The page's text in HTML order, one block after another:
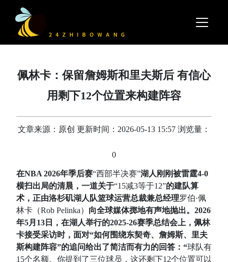
佩林卡：保留詹姆斯和里夫斯后 有信心
用剩下12个位置来构建阵容
文章来源：原创 更新时间：2026-05-13 15:57 浏览量：
0
在NBA 2026年季后赛“西部半决赛”湖人刚刚被雷霆4-0
横扫出局的清晨，一道关于“15减3等于12”的建队算
术，正由洛杉矶湖人队篮球运营总裁兼总经理罗伯·佩
林卡（Rob Pelinka） 向全球媒体掷地有声地抛出。2026
年5月13日，在湖人举行的2025-26赛季总结会上，佩林
卡接受采访时，面对“如何围绕东契奇、詹姆斯、里夫
斯构建阵容”的追问给出了简洁而有力的回答：“球队有
15个名额。你提到了三位球员，这还剩下12个位置可以